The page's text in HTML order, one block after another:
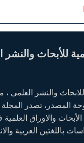
للأبحاث والنشر
للابحاث والنشر العلمي
المصدر، تصدر
والاوراق
باللغتين العربية